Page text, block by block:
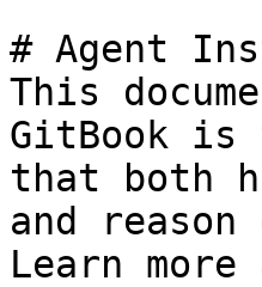
# Agent
This
GitBook is
that both
and
Learn